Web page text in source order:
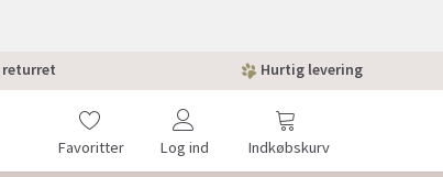
returret Hurtig levering
Indkøbskurv
Favoritter Log ind